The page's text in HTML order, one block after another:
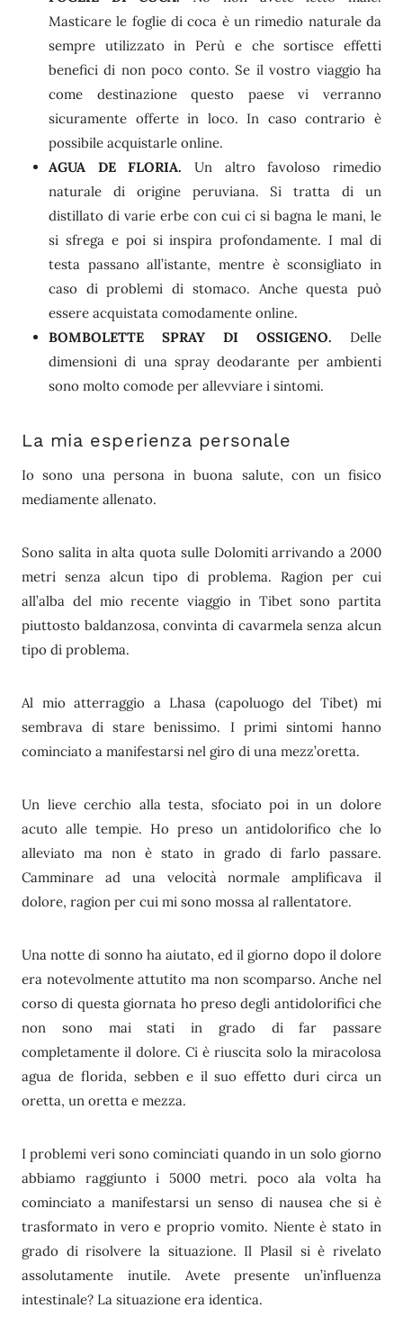
Masticare le foglie di coca è un rimedio naturale da
sempre utilizzato in Perù e che sortisce effetti
benefici di non poco conto. Se il vostro viaggio ha
come destinazione questo paese vi verranno
sicuramente offerte in loco. In caso contrario è
possibile acquistarle online.
AGUA DE FLORIA. Un altro favoloso rimedio
naturale di origine peruviana. Si tratta di un
distillato di varie erbe con cui ci si bagna le mani, le
si sfrega e poi si inspira profondamente. I mal di
testa passano all’istante, mentre è sconsigliato in
caso di problemi di stomaco. Anche questa può
essere acquistata comodamente online.
BOMBOLETTE SPRAY DI OSSIGENO. Delle
dimensioni di una spray deodarante per ambienti
sono molto comode per allevviare i sintomi.
La mia esperienza personale
Io sono una persona in buona salute, con un fisico
mediamente allenato.
Sono salita in alta quota sulle Dolomiti arrivando a 2000
metri senza alcun tipo di problema. Ragion per cui
all’alba del mio recente viaggio in Tibet sono partita
piuttosto baldanzosa, convinta di cavarmela senza alcun
tipo di problema.
Al mio atterraggio a Lhasa (capoluogo del Tibet) mi
sembrava di stare benissimo. I primi sintomi hanno
cominciato a manifestarsi nel giro di una mezz’oretta.
Un lieve cerchio alla testa, sfociato poi in un dolore
acuto alle tempie. Ho preso un antidolorifico che lo
alleviato ma non è stato in grado di farlo passare.
Camminare ad una velocità normale amplificava il
dolore, ragion per cui mi sono mossa al rallentatore.
Una notte di sonno ha aiutato, ed il giorno dopo il dolore
era notevolmente attutito ma non scomparso. Anche nel
corso di questa giornata ho preso degli antidolorifici che
non sono mai stati in grado di far passare
completamente il dolore. Ci è riuscita solo la miracolosa
agua de florida, sebben e il suo effetto duri circa un
oretta, un oretta e mezza.
I problemi veri sono cominciati quando in un solo giorno
abbiamo raggiunto i 5000 metri. poco ala volta ha
cominciato a manifestarsi un senso di nausea che si è
trasformato in vero e proprio vomito. Niente è stato in
grado di risolvere la situazione. Il Plasil si è rivelato
assolutamente inutile. Avete presente un’influenza
intestinale? La situazione era identica.